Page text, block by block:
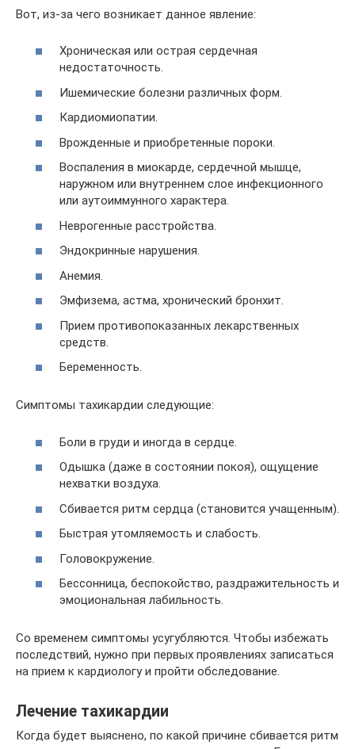
Вот, из-за чего возникает данное явление:
Хроническая или острая сердечная
недостаточность.
Ишемические болезни различных форм.
Кардиомиопатии.
Врожденные и приобретенные пороки.
Воспаления в миокарде, сердечной мышце,
наружном или внутреннем слое инфекционного
или аутоиммунного характера.
Неврогенные расстройства.
Эндокринные нарушения.
Анемия.
Эмфизема, астма, хронический бронхит.
Прием противопоказанных лекарственных
средств.
Беременность.
Симптомы тахикардии следующие:
Боли в груди и иногда в сердце.
Одышка (даже в состоянии покоя), ощущение
нехватки воздуха.
Сбивается ритм сердца (становится учащенным).
Быстрая утомляемость и слабость.
Головокружение.
Бессонница, беспокойство, раздражительность и
эмоциональная лабильность.
Со временем симптомы усугубляются. Чтобы избежать
последствий, нужно при первых проявлениях записаться
на прием к кардиологу и пройти обследование.
Лечение тахикардии
Когда будет выяснено, по какой причине сбивается ритм